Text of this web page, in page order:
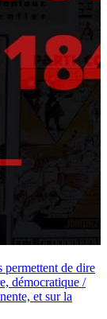
permettent de dire
démocratique /
et sur la